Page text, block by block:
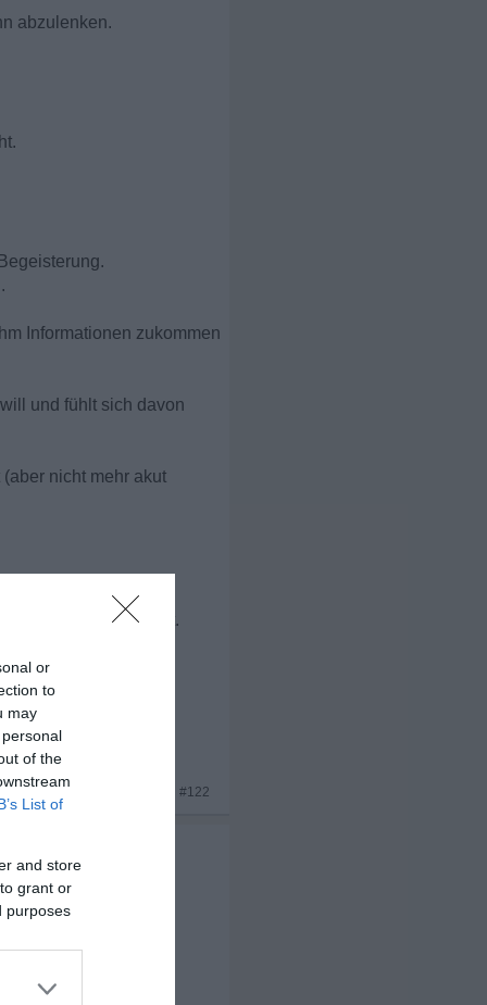
or
to
may
of the
List of
and store
grant or
purposes
abzulenken.
Informationen zukommen
und fühlt sich davon
nicht mehr akut
zwei Stunden lang ist.
#122